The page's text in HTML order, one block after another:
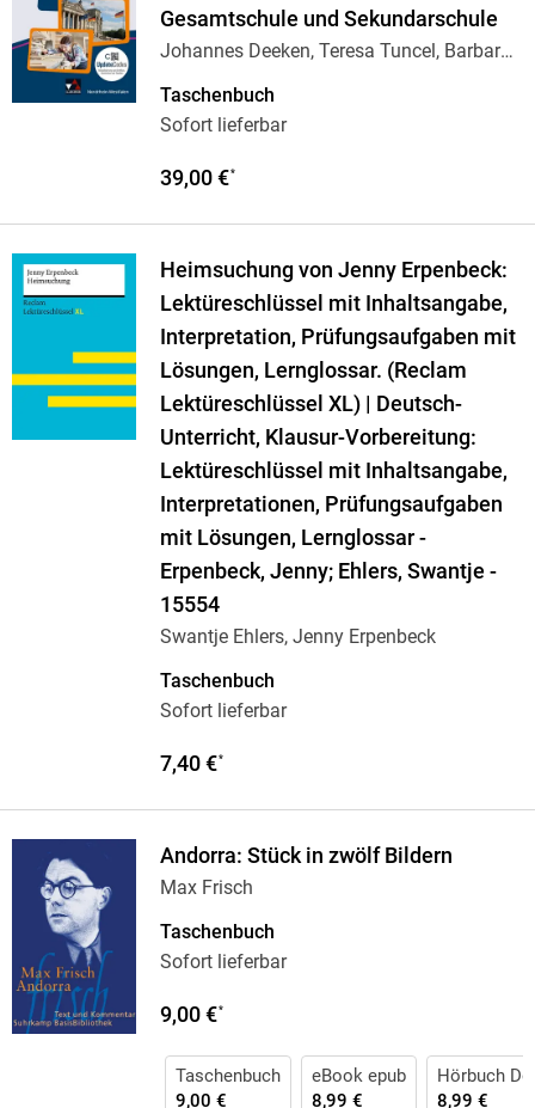
Gesamtschule und Sekundarschule
Johannes Deeken, Teresa Tuncel, Barbara
Taschenbuch
Sofort lieferbar
39,00 €*
Heimsuchung von Jenny Erpenbeck:
Lektüreschlüssel mit Inhaltsangabe,
Interpretation, Prüfungsaufgaben mit
Lösungen, Lernglossar. (Reclam
Lektüreschlüssel XL) | Deutsch-
Unterricht, Klausur-Vorbereitung:
Lektüreschlüssel mit Inhaltsangabe,
Interpretationen, Prüfungsaufgaben
mit Lösungen, Lernglossar -
Erpenbeck, Jenny; Ehlers, Swantje -
15554
Swantje Ehlers, Jenny Erpenbeck
Taschenbuch
Sofort lieferbar
7,40 €*
Andorra: Stück in zwölf Bildern
Max Frisch
Taschenbuch
Sofort lieferbar
9,00 €*
Taschenbuch
9,00 €
eBook epub
8,99 €
Hörbuch
8,99 €